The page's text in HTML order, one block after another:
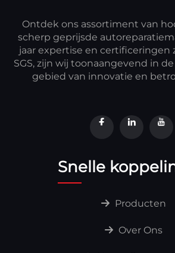
Ontdek ons assortiment van
scherp geprijsde
jaar expertise en certificeringen
SGS, zijn wij toonaangevend in
gebied van innovatie en
Snelle
Producten
Over Ons